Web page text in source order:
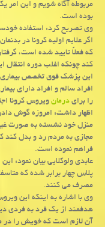
مربوطه آگاه شویم و این امر
بوده است.
وی تصریح كرد: استفاده
اگر علایم اولیه كرونا در
كه فعلاً تایید شده است،
كند چونكه اغلب دوره انتقال
این پزشك فوق تخصص بیماری
افراد سالم و افراد دارای
را برایدرمانویروس كرونا
اظهار داشت: امروزه گوش
منزل خود نشسته به صورت
مجازی به مردم رد و بدل كند كه
فراهم نموده است.
عابدی ولوكلایی بیان نمود:
پلاس چهار برابر شده كه
مصرف می كنند.
وی با اشاره به اینكه این
هدفمند از یك فرد به فردی
آن لازم است كه خویش را در